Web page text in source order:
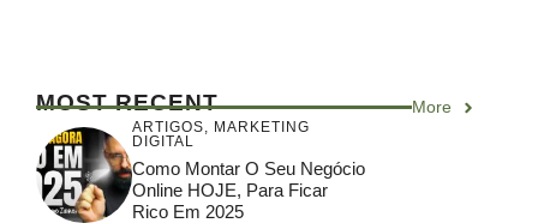
MOST RECENT More
ARTIGOS, MARKETING
DIGITAL
Como Montar O Seu Negócio
Online HOJE, Para Ficar
Rico Em 2025